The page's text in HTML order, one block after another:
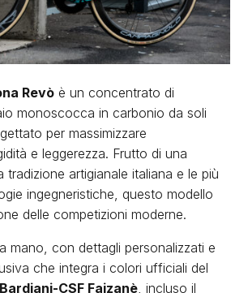
Revò è un concentrato di
monoscocca in carbonio da soli
per massimizzare
e leggerezza. Frutto di una
tradizione artigianale italiana e le più
ingegneristiche, questo modello
delle competizioni moderne.
mano, con dettagli personalizzati e
che integra i colori ufficiali del
CSF Faizanè , incluso il